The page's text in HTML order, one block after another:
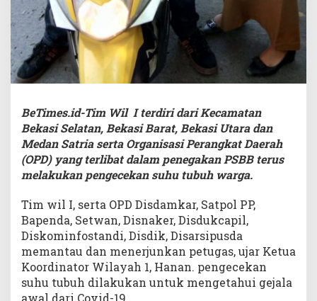
BeTimes.id-Tim Wil I terdiri dari Kecamatan
Bekasi Selatan, Bekasi Barat, Bekasi Utara dan
Medan Satria serta Organisasi Perangkat Daerah
(OPD) yang terlibat dalam penegakan PSBB terus
melakukan pengecekan suhu tubuh warga.
Tim wil I, serta OPD Disdamkar, Satpol PP,
Bapenda, Setwan, Disnaker, Disdukcapil,
Diskominfostandi, Disdik, Disarsipusda
memantau dan menerjunkan petugas, ujar Ketua
Koordinator Wilayah 1, Hanan. pengecekan
suhu tubuh dilakukan untuk mengetahui gejala
awal dari Covid-19.